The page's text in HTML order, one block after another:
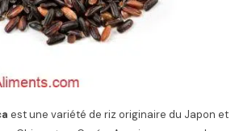
est une variété de riz originaire du Japon et